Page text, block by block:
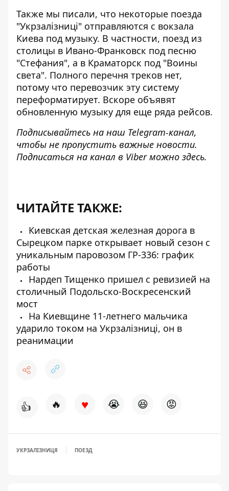
Также мы писали, что некоторые поезда
"Укрзалізниці" отправляются с вокзала
Киева под музыку. В частности, поезд из
столицы в Ивано-Франковск под песню
"Стефания", а в Краматорск под "Воины
света". Полного перечня треков нет,
потому что перевозчик эту систему
переформатирует. Вскоре объявят
обновленную музыку для еще ряда рейсов.
Подписывайтесь на наш Telegram-канал,
чтобы не пропустить важные новости.
Подписаться на канал в Viber можно здесь.
ЧИТАЙТЕ ТАКЖЕ:
Киевская детская железная дорога в
Сырецком парке открывает новый сезон с
уникальным паровозом ГР-336: график
работы
Нардеп Тищенко пришел с ревизией на
столичный Подольско-Воскресенский
мост
На Киевщине 11-летнего мальчика
ударило током на Укрзалізниці, он в
реанимации
👍 🔥 ♥ 😭 😆 😡
УКРЗАЛІЗНИЦЯ ПОЕЗД